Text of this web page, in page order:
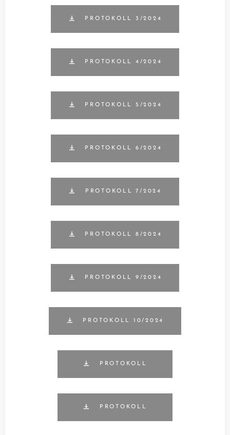
PROTOKOLL 3/2024
PROTOKOLL 4/2024
PROTOKOLL 5/2024
PROTOKOLL 6/2024
PROTOKOLL 7/2024
PROTOKOLL 8/2024
PROTOKOLL 9/2024
PROTOKOLL 10/2024
PROTOKOLL
PROTOKOLL